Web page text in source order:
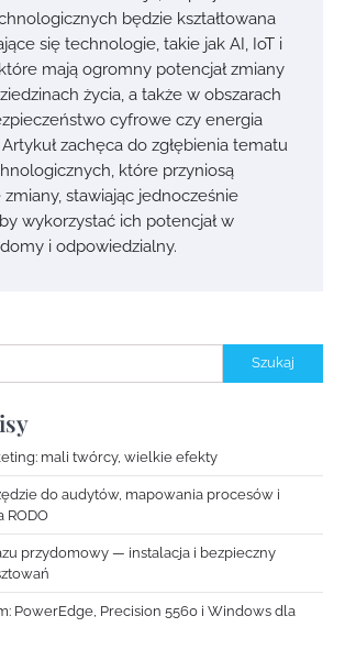
będzie kształtowana
się technologie, takie jak AI, IoT i
mają ogromny potencjał zmiany
życia, a także w obszarach
cyfrowe czy energia
zachęca do zgłębienia tematu
które przyniosą
stawiając jednocześnie
wykorzystać ich potencjał w
i odpowiedzialny.
Szukaj
mali twórcy, wielkie efekty
do audytów, mapowania procesów i
RODO
przydomowy — instalacja i bezpieczny
PowerEdge, Precision 5560 i Windows dla